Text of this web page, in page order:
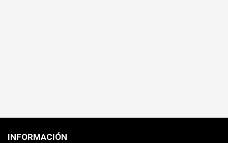
INFORMACIÓN